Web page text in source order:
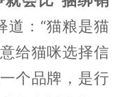
道：“猫粮是猫
给猫咪选择信
个品牌，是行